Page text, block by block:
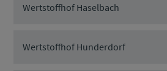
Wertstoffhof Haselbach
Wertstoffhof Hunderdorf